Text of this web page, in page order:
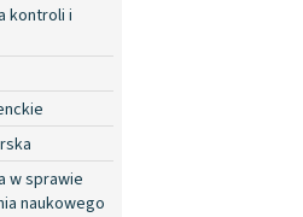
kontroli i
w sprawie
naukowego